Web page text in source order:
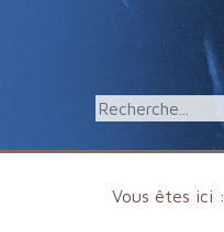
Vous êtes ici :